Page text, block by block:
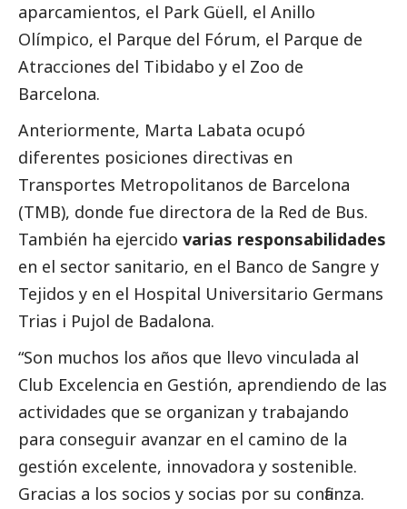
aparcamientos, el Park Güell, el Anillo
Olímpico, el Parque del Fórum, el Parque de
Atracciones del Tibidabo y el Zoo de
Barcelona.
Anteriormente, Marta Labata ocupó
diferentes posiciones directivas en
Transportes Metropolitanos de Barcelona
(TMB), donde fue directora de la Red de Bus.
También ha ejercido varias responsabilidades
en el sector sanitario, en el Banco de Sangre y
Tejidos y en el Hospital Universitario Germans
Trias i Pujol de Badalona.
“Son muchos los años que llevo vinculada al
Club Excelencia en Gestión, aprendiendo de las
actividades que se organizan y trabajando
para conseguir avanzar en el camino de la
gestión excelente, innovadora y sostenible.
Gracias a los socios y socias por su confianza.